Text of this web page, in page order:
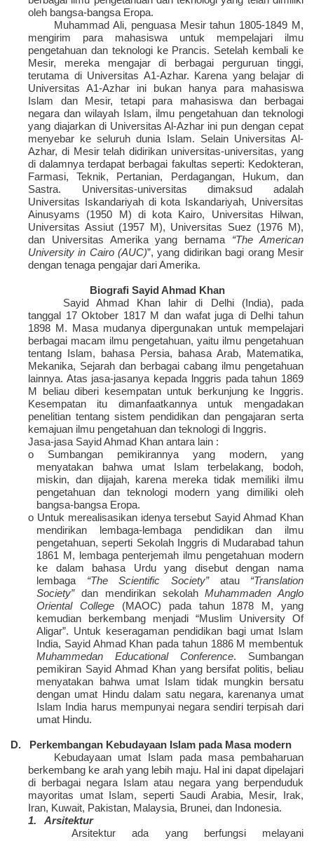
oleh bangsa-bangsa Eropa.
Muhammad Ali, penguasa Mesir tahun 1805-1849 M,
mengirim para mahasiswa untuk mempelajari ilmu
pengetahuan dan teknologi ke Prancis. Setelah kembali ke
Mesir, mereka mengajar di berbagai perguruan tinggi,
terutama di Universitas A1-Azhar. Karena yang belajar di
Universitas A1-Azhar ini bukan hanya para mahasiswa
Islam dan Mesir, tetapi para mahasiswa dan berbagai
negara dan wilayah Islam, ilmu pengetahuan dan teknologi
yang diajarkan di Universitas Al-Azhar ini pun dengan cepat
menyebar ke seluruh dunia Islam. Selain Universitas Al-
Azhar, di Mesir telah didirikan universitas-universitas, yang
di dalamnya terdapat berbagai fakultas seperti: Kedokteran,
Farmasi, Teknik, Pertanian, Perdagangan, Hukum, dan
Sastra. Universitas-universitas dimaksud adalah
Universitas Iskandariyah di kota Iskandariyah, Universitas
Ainusyams (1950 M) di kota Kairo, Universitas Hilwan,
Universitas Assiut (1957 M), Universitas Suez (1976 M),
dan Universitas Amerika yang bernama “The American
University in Cairo (AUC)”, yang didirikan bagi orang Mesir
dengan tenaga pengajar dari Amerika.
Biografi Sayid Ahmad Khan
Sayid Ahmad Khan lahir di Delhi (India), pada
tanggal 17 Oktober 1817 M dan wafat juga di Delhi tahun
1898 M. Masa mudanya dipergunakan untuk mempelajari
berbagai macam ilmu pengetahuan, yaitu ilmu pengetahuan
tentang Islam, bahasa Persia, bahasa Arab, Matematika,
Mekanika, Sejarah dan berbagai cabang ilmu pengetahuan
lainnya. Atas jasa-jasanya kepada lnggris pada tahun 1869
M beliau diberi kesempatan untuk berkunjung ke Inggris.
Kesempatan itu dimanfaatkannya untuk mengadakan
penelitian tentang sistem pendidikan dan pengajaran serta
kemajuan ilmu pengetahuan dan teknologi di Inggris.
Jasa-jasa Sayid Ahmad Khan antara lain :
o Sumbangan pemikirannya yang modern, yang
menyatakan bahwa umat Islam terbelakang, bodoh,
miskin, dan dijajah, karena mereka tidak memiliki ilmu
pengetahuan dan teknologi modern yang dimiliki oleh
bangsa-bangsa Eropa.
o Untuk merealisasikan idenya tersebut Sayid Ahmad Khan
mendirikan lembaga-lembaga pendidikan dan ilmu
pengetahuan, seperti Sekolah Inggris di Mudarabad tahun
1861 M, lembaga penterjemah ilmu pengetahuan modern
ke dalam bahasa Urdu yang disebut dengan nama
lembaga “The Scientific Society” atau “Translation
Society”dan mendirikan sekolahMuhammaden Anglo
Oriental College (MAOC) pada tahun 1878 M, yang
kemudian berkembang menjadi “Muslim University Of
Aligar”. Untuk keseragaman pendidikan bagi umat Islam
India, Sayid Ahmad Khan pada tahun 1886 M membentuk
Muhammedan Educational Conference. Sumbangan
pemikiran Sayid Ahmad Khan yang bersifat politis, beliau
menyatakan bahwa umat Islam tidak mungkin bersatu
dengan umat Hindu dalam satu negara, karenanya umat
Islam India harus mempunyai negara sendiri terpisah dari
umat Hindu.
D.
Perkembangan Kebudayaan Islam pada Masa modern
Kebudayaan umat Islam pada masa pembaharuan
berkembang ke arah yang lebih maju. Hal ini dapat dipelajari
di berbagai negara Islam atau negara yang berpenduduk
mayoritas umat Islam, seperti Saudi Arabia, Mesir, Irak,
Iran, Kuwait, Pakistan, Malaysia, Brunei, dan Indonesia.
1. Arsitektur
Arsitektur ada yang berfungsi melayani